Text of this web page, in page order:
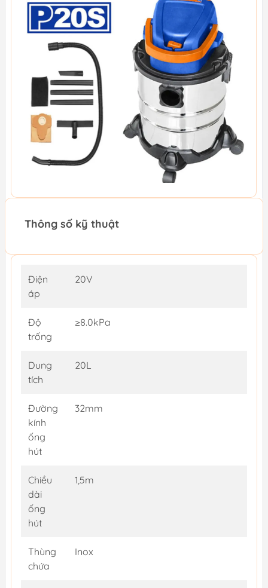
Thông số kỹ thuật
Điện
áp
20V
Độ
trống
≥8.0kPa
Dung
tích
20L
Đường
kính
ống
hút
32mm
Chiều
dài
ống
hút
1,5m
Thùng
chứa
Inox